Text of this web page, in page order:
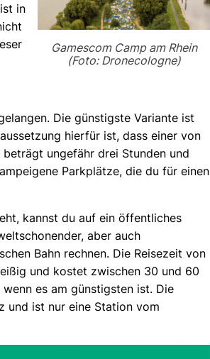
in
Gamescom Camp am Rhein
(Foto: Dronecologne)
Die günstigste Variante ist
hierfür ist, dass einer von
ungefähr drei Stunden und
Parkplätze, die du für einen
kannst du auf ein öffentliches
aber auch
Bahn rechnen. Die Reisezeit von
und kostet zwischen 30 und 60
es am günstigsten ist. Die
und ist nur eine Station vom